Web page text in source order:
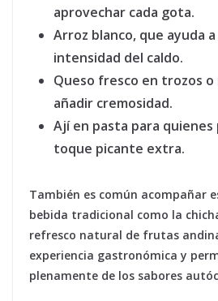
aprovechar cada gota.
Arroz blanco, que ayuda
intensidad del caldo.
Queso fresco en trozos o
añadir cremosidad.
Ají en pasta para
toque picante extra.
También es común acompañar
bebida tradicional como la
refresco natural de frutas
experiencia gastronómica y
plenamente de los sabores